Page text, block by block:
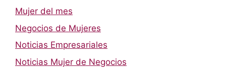
Mujer del mes
Negocios de Mujeres
Noticias Empresariales
Noticias Mujer de Negocios